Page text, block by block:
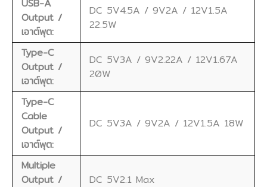
USB-A
Output /
เอาต์พุต:
DC 5V4.5A / 9V2A / 12V1.5A
22.5W
Type-C
Output /
เอาต์พุต:
DC 5V3A / 9V2.22A / 12V1.67A
20W
Type-C
Cable
Output /
เอาต์พุต:
DC 5V3A / 9V2A / 12V1.5A 18W
Multiple
Output /
DC 5V2.1 Max